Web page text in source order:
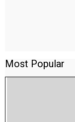
Most Popular